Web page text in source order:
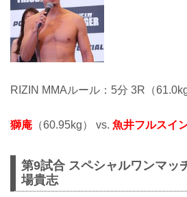
RIZIN MMAルール：5分 3R（61.0kg
獅庵 （60.95kg） vs. 魚井フルスイ
第9試合 スペシャルワンマッ
場貴志